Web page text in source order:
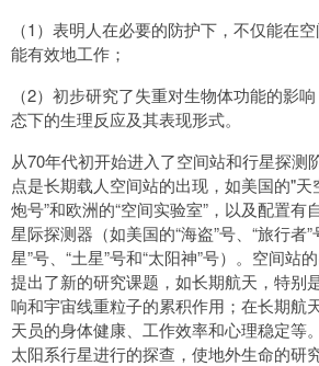
（1）表明人在必要的防护下，不仅能在
能有效地工作；
（2）初步研究了失重对生物体功能的影
态下的生理反应及其表现形式。
从70年代初开始进入了空间站和行星探测
点是长期载人空间站的出现，如美国的"天
炮号”和欧洲的“空间实验室”，以及配置有
星际探测器（如美国的“海盗”号、“旅行者”
星”号、“土星”号和“太阳神”号）。空间站
提出了新的研究课题，如长期航天，特别
响和宇宙线重粒子的累积作用；在长期航
天员的身体健康、工作效率和心理稳定等
太阳系行星进行的探查，使地外生命的研